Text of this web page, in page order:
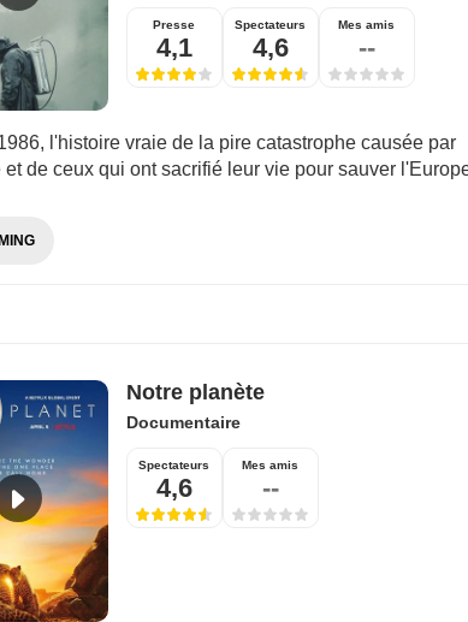
Presse
4,1
Spectateurs
4,6
Mes amis
--
l'histoire vraie de la pire catastrophe causée par
et de ceux qui ont sacrifié leur vie pour sauver
Notre planète
Documentaire
Spectateurs
4,6
Mes amis
--